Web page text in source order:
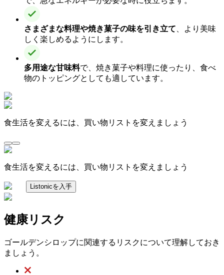
さまざまな料理や焼き菓子の味を引き立て 、より美味
しく楽しめるようにします。
多用途な甘味料で、焼き菓子や料理に使ったり、食べ
物のトッピングとしても適しています。
食生活を変えるには、買い物リストを変えましょう
食生活を変えるには、買い物リストを変えましょう
Listonicを入手
健康リスク
ゴールデンシロップに関連するリスクについて理解しておき
ましょう。